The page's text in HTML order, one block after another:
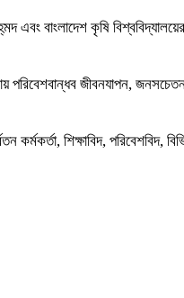
বাংলাদেশ কৃষি বিশ্ববিদ্যালয়ের
পরিবেশবান্ধব জীবনযাপন,
শিক্ষাবিদ, পরিবেশবিদ, বিভিন্ন